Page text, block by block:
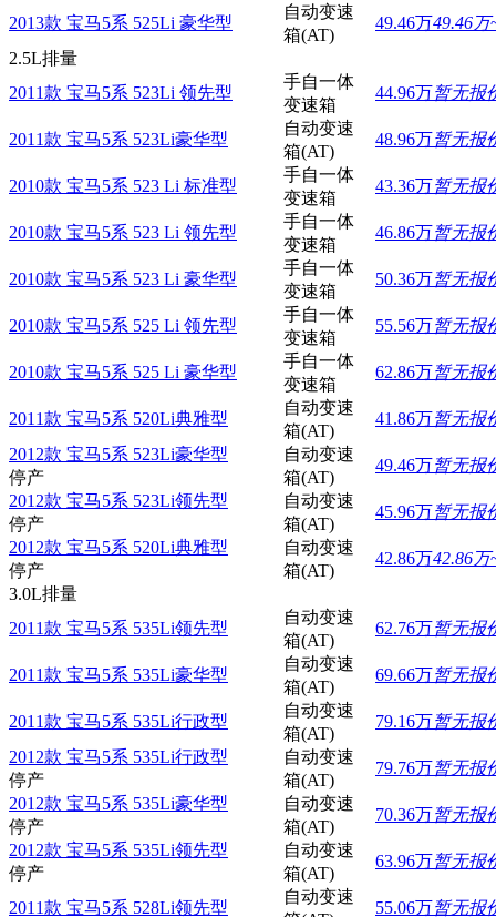
2013款 宝马5系 525Li 豪华型
自动变速
箱(AT)
49.46万49.46万
2.5L排量
2011款 宝马5系 523Li 领先型
手自一体
变速箱
44.96万暂无报
2011款 宝马5系 523Li豪华型
自动变速
箱(AT)
48.96万暂无报
2010款 宝马5系 523 Li 标准型
手自一体
变速箱
43.36万暂无报
2010款 宝马5系 523 Li 领先型
手自一体
变速箱
46.86万暂无报
2010款 宝马5系 523 Li 豪华型
手自一体
变速箱
50.36万暂无报
2010款 宝马5系 525 Li 领先型
手自一体
变速箱
55.56万暂无报
2010款 宝马5系 525 Li 豪华型
手自一体
变速箱
62.86万暂无报
2011款 宝马5系 520Li典雅型
自动变速
箱(AT)
41.86万暂无报
2012款 宝马5系 523Li豪华型
停产
自动变速
箱(AT)
49.46万暂无报
2012款 宝马5系 523Li领先型
停产
自动变速
箱(AT)
45.96万暂无报
2012款 宝马5系 520Li典雅型
停产
自动变速
箱(AT)
42.86万42.86万
3.0L排量
2011款 宝马5系 535Li领先型
自动变速
箱(AT)
62.76万暂无报
2011款 宝马5系 535Li豪华型
自动变速
箱(AT)
69.66万暂无报
2011款 宝马5系 535Li行政型
自动变速
箱(AT)
79.16万暂无报
2012款 宝马5系 535Li行政型
停产
自动变速
箱(AT)
79.76万暂无报
2012款 宝马5系 535Li豪华型
停产
自动变速
箱(AT)
70.36万暂无报
2012款 宝马5系 535Li领先型
停产
自动变速
箱(AT)
63.96万暂无报
2011款 宝马5系 528Li领先型
自动变速
55.06万暂无报